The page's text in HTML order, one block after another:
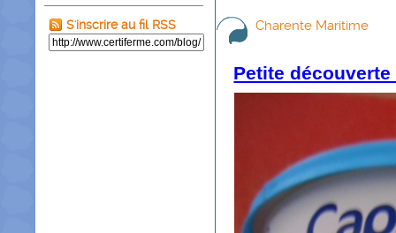
S'inscrire au fil RSS Charente Maritime
Petite découverte